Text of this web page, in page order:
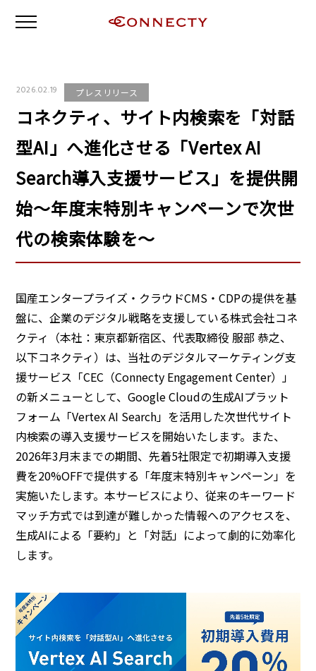
2026.02.19 プレスリリース
コネクティ、サイト内検索を「対話
型AI」へ進化させる「Vertex AI
Search導入支援サービス」を提供開
始～年度末特別キャンペーンで次世
代の検索体験を～
国産エンタープライズ・クラウドCMS・CDPの提供を基
盤に、企業のデジタル戦略を支援している株式会社コネ
クティ（本社：東京都新宿区、代表取締役 服部 恭之、
以下コネクティ）は、当社のデジタルマーケティング支
援サービス「CEC（Connecty Engagement Center）」
の新メニューとして、Google Cloudの生成AIプラット
フォーム「Vertex AI Search」を活用した次世代サイト
内検索の導入支援サービスを開始いたします。また、
2026年3月末までの期間、先着5社限定で初期導入支援
費を20%OFFで提供する「年度末特別キャンペーン」を
実施いたします。本サービスにより、従来のキーワード
マッチ方式では到達が難しかった情報へのアクセスを、
生成AIによる「要約」と「対話」によって劇的に効率化
します。